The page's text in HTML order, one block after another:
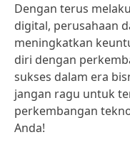
Dengan terus
digital, perusahaan
meningkatkan
diri dengan
sukses dalam era
jangan ragu untuk
perkembangan
Anda!